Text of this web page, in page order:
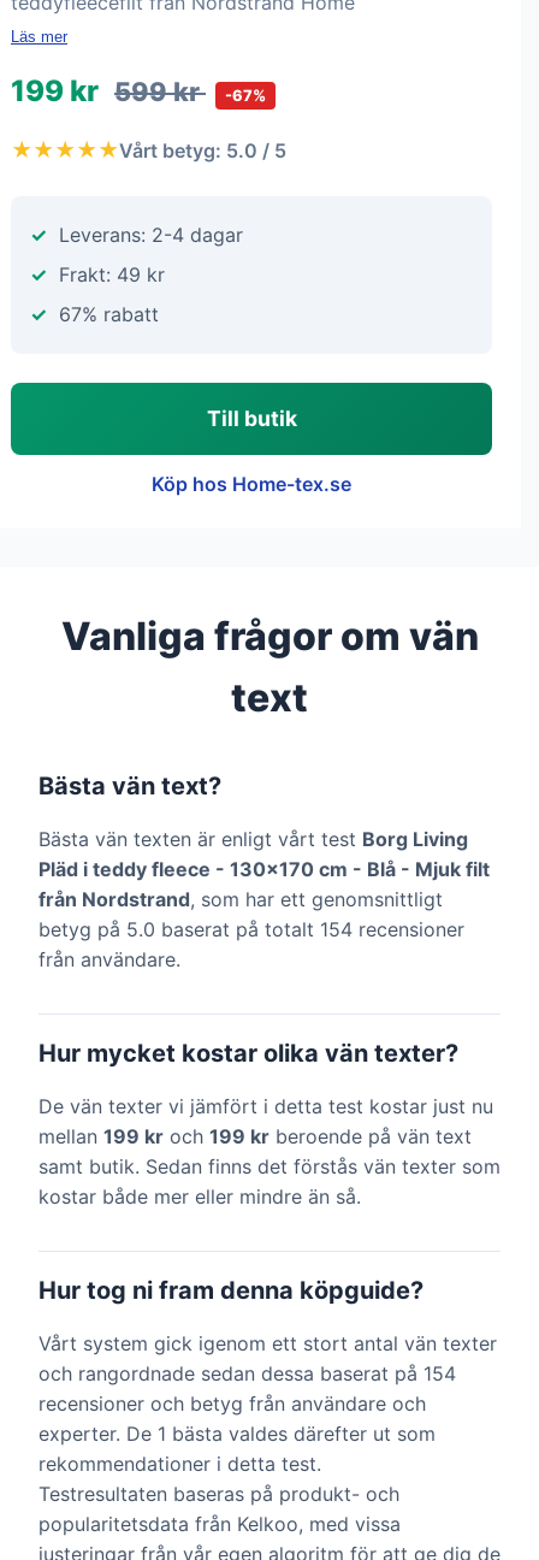
Läs mer
199 kr 599 kr -67%
★★★★★Vårt betyg: 5.0 / 5
Leverans: 2-4 dagar
Frakt: 49 kr
67% rabatt
Till butik
Köp hos Home-tex.se
Vanliga frågor om vän
text
Bästa vän text?
Bästa vän texten är enligt vårt test Borg Living
Pläd i teddy fleece - 130x170 cm - Blå - Mjuk filt
från Nordstrand, som har ett genomsnittligt
betyg på 5.0 baserat på totalt 154 recensioner
från användare.
Hur mycket kostar olika vän texter?
De vän texter vi jämfört i detta test kostar just nu
mellan 199 kr och 199 kr beroende på vän text
samt butik. Sedan finns det förstås vän texter som
kostar både mer eller mindre än så.
Hur tog ni fram denna köpguide?
Vårt system gick igenom ett stort antal vän texter
och rangordnade sedan dessa baserat på 154
recensioner och betyg från användare och
experter. De 1 bästa valdes därefter ut som
rekommendationer i detta test.
Testresultaten baseras på produkt- och
popularitetsdata från Kelkoo, med vissa
justeringar från vår egen algoritm för att ge dig de